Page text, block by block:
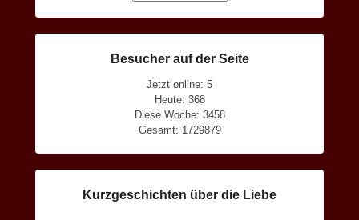
Besucher auf der Seite
Jetzt online: 5
Heute: 368
Diese Woche: 3458
Gesamt: 1729879
Kurzgeschichten über die Liebe